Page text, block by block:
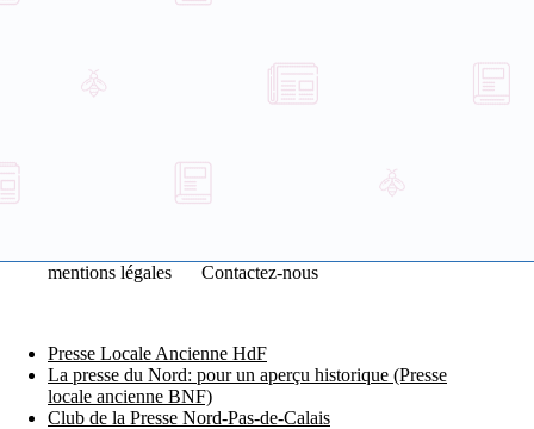
mentions légales Contactez-nous
Presse Locale Ancienne HdF
La presse du Nord: pour un aperçu historique (Presse
locale ancienne BNF)
Club de la Presse Nord-Pas-de-Calais